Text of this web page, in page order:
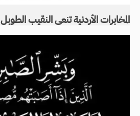
المخابرات الأردنية تنعى النقيب الطوبل